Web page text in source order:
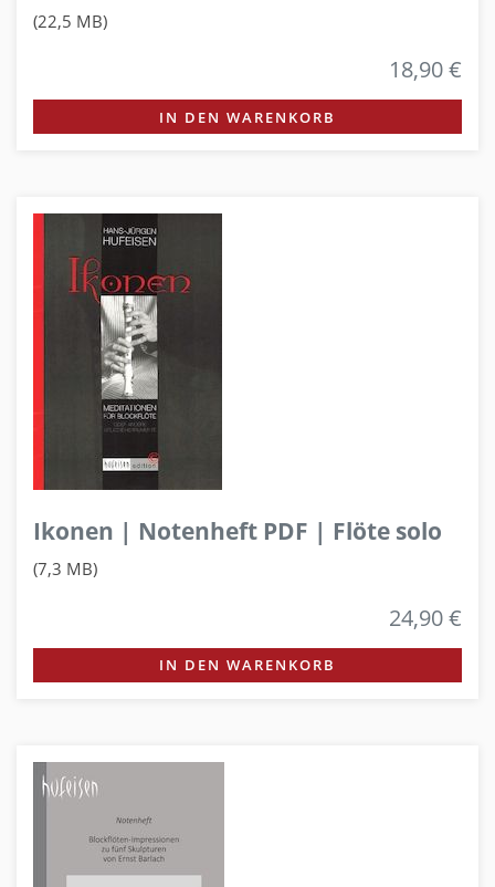
(22,5 MB)
18,90 €
IN DEN WARENKORB
Ikonen | Notenheft PDF | Flöte solo
(7,3 MB)
24,90 €
IN DEN WARENKORB